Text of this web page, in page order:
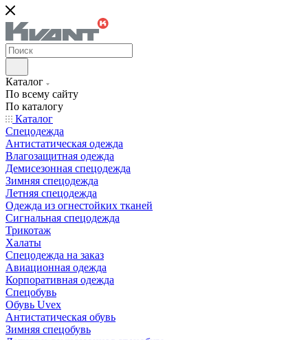
Каталог
По всему сайту
По каталогу
Каталог
Спецодежда
Антистатическая одежда
Влагозащитная одежда
Демисезонная спецодежда
Зимняя спецодежда
Летняя спецодежда
Одежда из огнестойких тканей
Сигнальная спецодежда
Трикотаж
Халаты
Спецодежда на заказ
Авиационная одежда
Корпоративная одежда
Спецобувь
Обувь Uvex
Антистатическая обувь
Зимняя спецобувь